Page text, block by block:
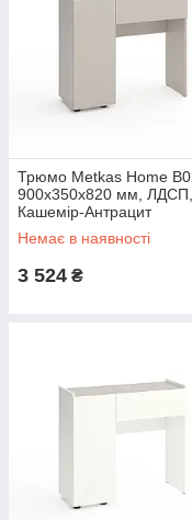
Трюмо Metkas Home
900х350х820 мм, ЛДСП,
Кашемір-Антрацит
(M029LKA)
Немає в наявності
3 524 ₴